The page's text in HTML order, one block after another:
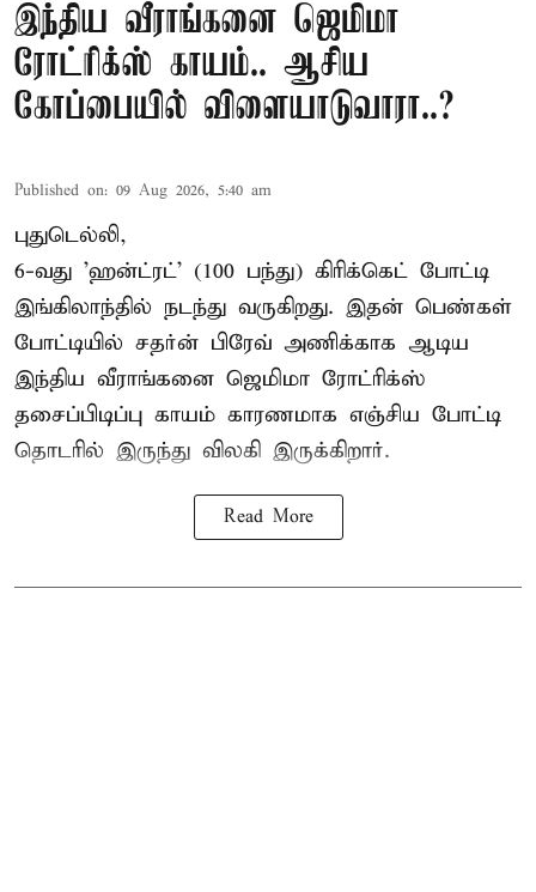
இந்திய வீராங்கனை ஜெமிமா
ரோட்ரிக்ஸ் காயம்.. ஆசிய
கோப்பையில் விளையாடுவாரா..?
Published on: 09 Aug 2026, 5:40 am
புதுடெல்லி,
6-வது 'ஹன்ட்ரட்' (100 பந்து) கிரிக்கெட் போட்டி
இங்கிலாந்தில் நடந்து வருகிறது. இதன் பெண்கள்
போட்டியில் சதர்ன் பிரேவ் அணிக்காக ஆடிய
இந்திய வீராங்கனை ஜெமிமா ரோட்ரிக்ஸ்
தசைப்பிடிப்பு காயம் காரணமாக எஞ்சிய போட்டி
தொடரில் இருந்து விலகி இருக்கிறார்.
Read More